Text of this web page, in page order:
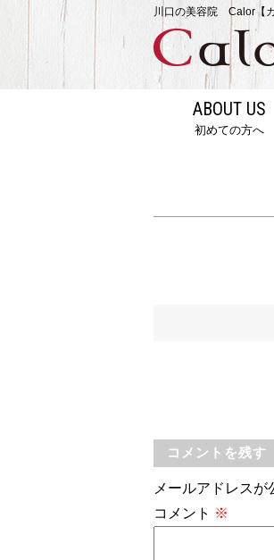
川口の美容院 Calor【カ
ABOUT US
初めての方へ
コメントを残す
メールアドレスが
コメント ※